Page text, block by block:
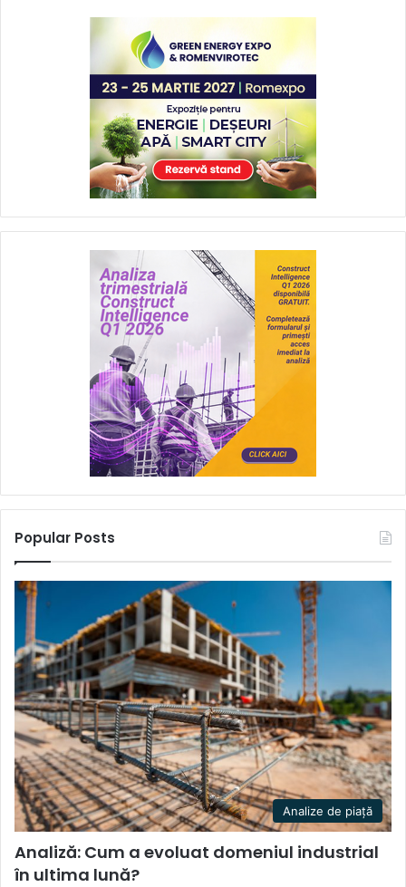
Popular Posts
Analize de piață
Analiză: Cum a evoluat domeniul industrial
în ultima lună?